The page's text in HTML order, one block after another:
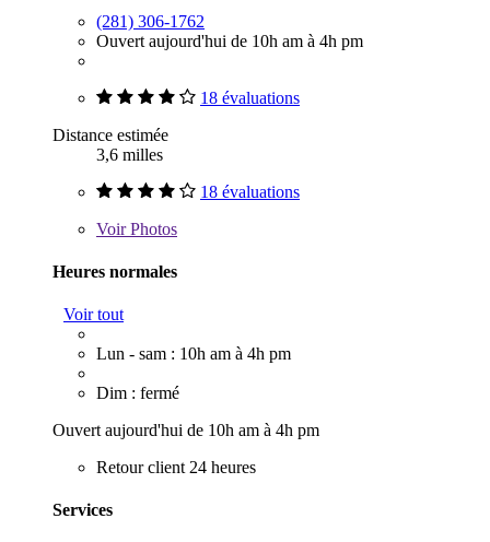
(281) 306-1762
Ouvert aujourd'hui de 10h am à 4h pm
18 évaluations
Distance estimée
3,6 milles
18 évaluations
VoirPhotos
Heures normales
Voir tout
Lun - sam : 10h am à 4h pm
Dim : fermé
Ouvert aujourd'hui de 10h am à 4h pm
Retour client 24 heures
Services